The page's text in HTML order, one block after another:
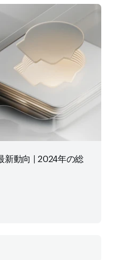
新動向 | 2024年の総